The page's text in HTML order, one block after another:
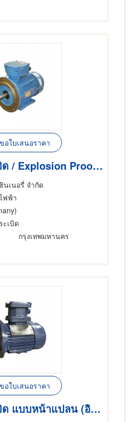
ขอใบเสนอราคา
มอเตอร์กันระเบิด / Explosion Proof Motor
นเนอรี่ จำกัด
ฟฟ้า
ะเบิด
กรุงเทพมหานคร
ขอใบเสนอราคา
มอเตอร์กันระเบิด แบบหน้าแปลน (อินเดีย) / FRAMEPROOF MOTORS